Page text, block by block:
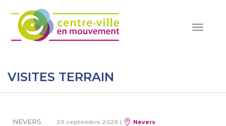
Toggle
VISITES TERRAIN
NEVERS 29 septembre 2026 | Nevers